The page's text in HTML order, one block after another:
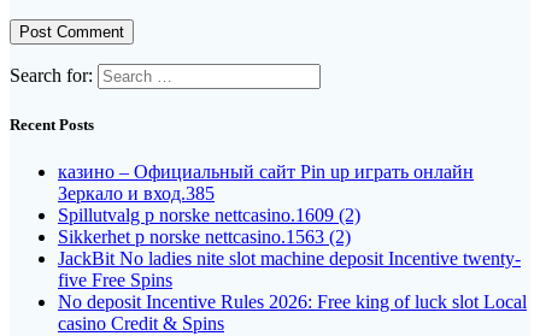
Search for:
Recent Posts
казино – Официальный сайт Pin up играть онлайн
Зеркало и вход.385
Spillutvalg p norske nettcasino.1609 (2)
Sikkerhet p norske nettcasino.1563 (2)
JackBit No ladies nite slot machine deposit Incentive twenty-
five Free Spins
No deposit Incentive Rules 2026: Free king of luck slot Local
casino Credit & Spins